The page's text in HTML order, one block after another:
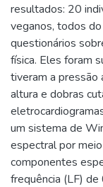
resultados: 20
veganos, todos
questionários
física. Eles foram
tiveram a pressão
altura e dobras
um sistema de
espectral por
componentes
frequência (LF)